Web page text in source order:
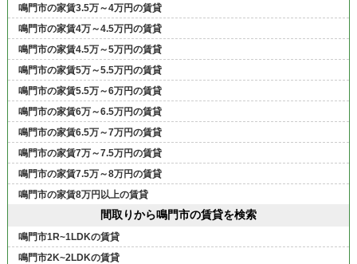
鳴門市の家賃3.5万～4万円の賃貸
鳴門市の家賃4万～4.5万円の賃貸
鳴門市の家賃4.5万～5万円の賃貸
鳴門市の家賃5万～5.5万円の賃貸
鳴門市の家賃5.5万～6万円の賃貸
鳴門市の家賃6万～6.5万円の賃貸
鳴門市の家賃6.5万～7万円の賃貸
鳴門市の家賃7万～7.5万円の賃貸
鳴門市の家賃7.5万～8万円の賃貸
鳴門市の家賃8万円以上の賃貸
間取りから鳴門市の賃貸を検索
鳴門市1R~1LDKの賃貸
鳴門市2K~2LDKの賃貸